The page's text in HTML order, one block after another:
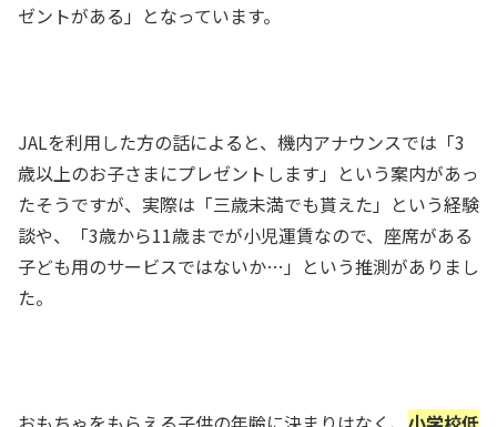
ゼントがある」となっています。
JALを利用した方の話によると、機内アナウンスでは「3
歳以上のお子さまにプレゼントします」という案内があっ
たそうですが、実際は「三歳未満でも貰えた 」という経験
談や、「3歳から11歳までが小児運賃なので、座席がある
子ども用のサービスではないか…」という推測がありまし
た。